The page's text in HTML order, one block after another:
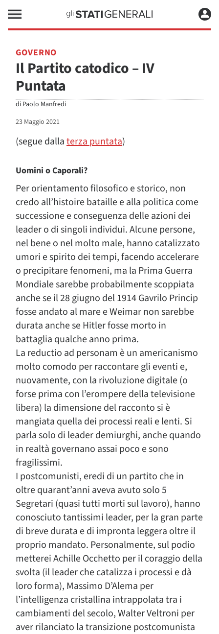
GOVERNO
Il Partito catodico – IV
Puntata
di Paolo Manfredi
23 Maggio 2021
(segue dallaterza puntata)
Uomini o Caporali?
Per orientamento filosofico e storico, non
credo all’histoire bataille e alla politica come
successione e conseguenza delle azioni dei
leader o di singoli individui. Alcune persone,
nel bene o nel molto male, hanno catalizzato
umori e spirito dei tempi, facendo accelerare
o precipitare fenomeni, ma la Prima Guerra
Mondiale sarebbe probabilmente scoppiata
anche se il 28 giugno del 1914 Gavrilo Princip
fosse andato al mare e Weimar non sarebbe
durata anche se Hitler fosse morto in
battaglia qualche anno prima.
La reductio ad personam è un americanismo
molto comodo per raccontare gli eventi e,
nuovamente, con la rivoluzione digitale (o
forse prima con l’erompere della televisione
libera) la dimensione del racconto si è
mangiata quella dei processi reali e lenti. Si
parla solo di leader demiurghi, anche quando
in realtà governano assai poco e sono
fragilissimi.
I postcomunisti, eredi di un partito che in
oltre quarant’anni aveva avuto solo 5
Segretari (quasi tutti morti sul lavoro), hanno
conosciuto tantissimi leader, per la gran parte
di breve durata e di impronta leggera oltre il
proprio mandato. Personalmente, sul podio
metterei Achille Occhetto per il coraggio della
svolta (il leader che catalizza i processi e dà
loro forma), Massimo D’Alema per
l’intelligenza cristallina intrappolata tra i
cambiamenti del secolo, Walter Veltroni per
aver rilanciato la transizione postcomunista